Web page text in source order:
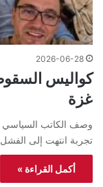
2026-06-28
غزة
تجربة انتهت إلى
أكمل القراءة »